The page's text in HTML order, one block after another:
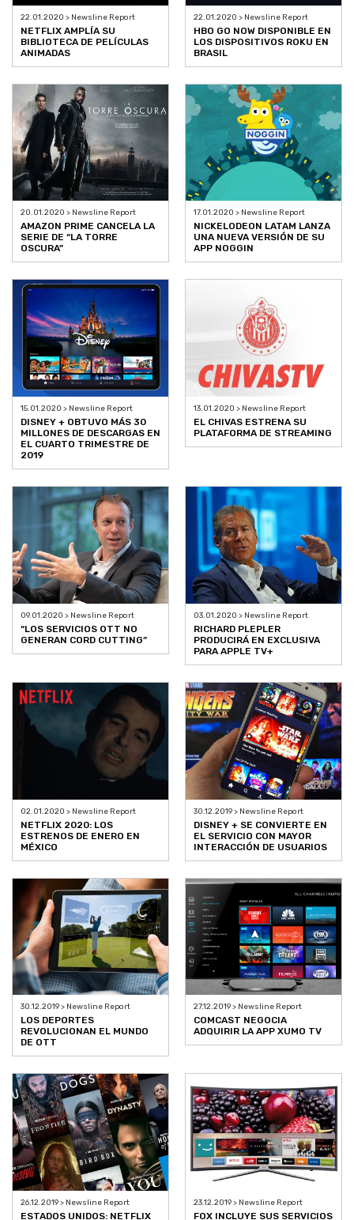
22.01.2020 > Newsline Report
NETFLIX AMPLÍA SU
BIBLIOTECA DE PELÍCULAS
ANIMADAS
22.01.2020 > Newsline Report
HBO GO NOW DISPONIBLE EN
LOS DISPOSITIVOS ROKU EN
BRASIL
20.01.2020 > Newsline Report
AMAZON PRIME CANCELA LA
SERIE DE “LA TORRE
OSCURA”
17.01.2020 > Newsline Report
NICKELODEON LATAM LANZA
UNA NUEVA VERSIÓN DE SU
APP NOGGIN
15.01.2020 > Newsline Report
DISNEY + OBTUVO MÁS 30
MILLONES DE DESCARGAS EN
EL CUARTO TRIMESTRE DE
2019
13.01.2020 > Newsline Report
EL CHIVAS ESTRENA SU
PLATAFORMA DE STREAMING
09.01.2020 > Newsline Report
“LOS SERVICIOS OTT NO
GENERAN CORD CUTTING”
03.01.2020 > Newsline Report
RICHARD PLEPLER
PRODUCIRÁ EN EXCLUSIVA
PARA APPLE TV+
02.01.2020 > Newsline Report
NETFLIX 2020: LOS
ESTRENOS DE ENERO EN
MÉXICO
30.12.2019 > Newsline Report
DISNEY + SE CONVIERTE EN
EL SERVICIO CON MAYOR
INTERACCIÓN DE USUARIOS
30.12.2019 > Newsline Report
LOS DEPORTES
REVOLUCIONAN EL MUNDO
DE OTT
27.12.2019 > Newsline Report
COMCAST NEGOCIA
ADQUIRIR LA APP XUMO TV
26.12.2019 > Newsline Report
ESTADOS UNIDOS: NETFLIX
23.12.2019 > Newsline Report
FOX INCLUYE SUS SERVICIOS